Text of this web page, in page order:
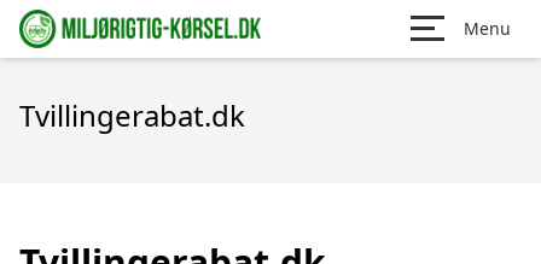
Menu
Tvillingerabat.dk